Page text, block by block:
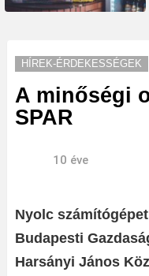
HÍREK-ÉRDEKESSÉGEK
A minőségi
SPAR
10 éve
Nyolc
Budapesti
Harsányi János